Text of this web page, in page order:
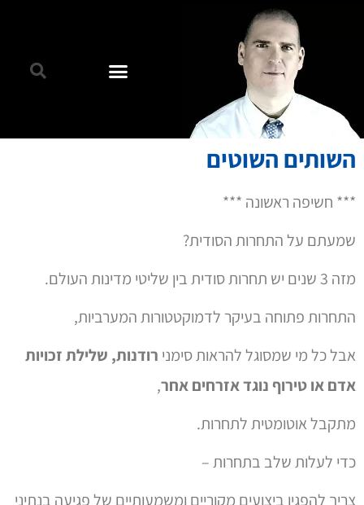
השותים השוטים
*** חשיפה ראשונה ***
שמעתם על התחרות הסודית?
מזה 3 שנים יש תחרות סודית בין שליטי מדינות העולם.
התחרות פתוחה בעיקר לדמוקטטורות המערביות,
אבל כל מי שמסוגל להראות סימני רודנות, שלילת זכויות
אדם או טירוף נוגד אזרחים אחר,
מתקבל אוטומטית לתחרות.
כדי לעלות שלב בתחרות –
צריך להפגין ביצועים מקוריים ומשמעותיים של פגיעה בנתיני